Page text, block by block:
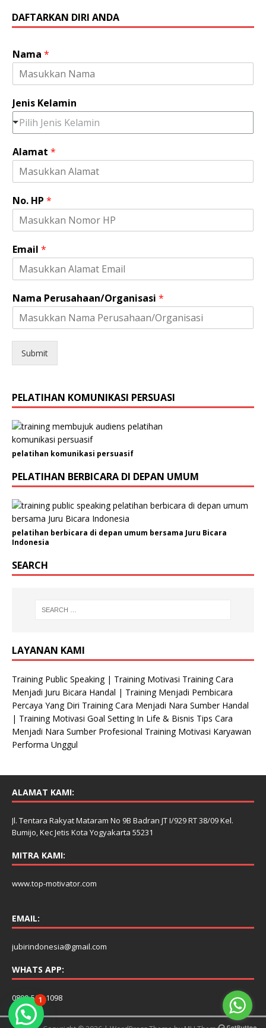
DAFTARKAN DIRI ANDA
Nama *
Jenis Kelamin
Pilih Jenis Kelamin
Alamat *
No. HP *
Email *
J
e
i
s
P
u
s
a
h
a
a
n
/
r
g
a
n
s
a
Nama Perusahaan/Organisasi *
Submit
PELATIHAN KOMUNIKASI PERSUASI
pelatihan komunikasi persuasif
PELATIHAN BERBICARA DI DEPAN UMUM
pelatihan berbicara di depan umum bersama Juru Bicara
Indonesia
SEARCH
LAYANAN KAMI
Training Public Speaking | Training Motivasi Training Cara
Menjadi Juru Bicara Handal | Training Menjadi Pembicara
Percaya Yang Diri Training Cara Menjadi Nara Sumber Handal
| Training Motivasi Goal Setting In Life & Bisnis Tips Cara
Menjadi Nara Sumber Profesional Training Motivasi Karyawan
Performa Unggul
ALAMAT KAMI:
Jl. Tentara Rakyat Mataram No 9B Badran JT I/929 RT 38/09 Kel.
Bumijo, Kec Jetis Kota Yogyakarta 55231
MITRA KAMI:
www.top-motivator.com
EMAIL:
jubirindonesia@gmail.com
WHATS APP:
0899-506-1098
1